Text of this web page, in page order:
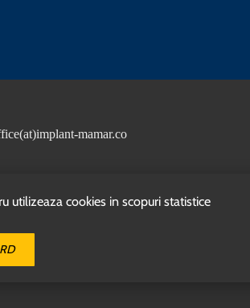
utilizeaza cookies in scopuri statistice
mamar.co